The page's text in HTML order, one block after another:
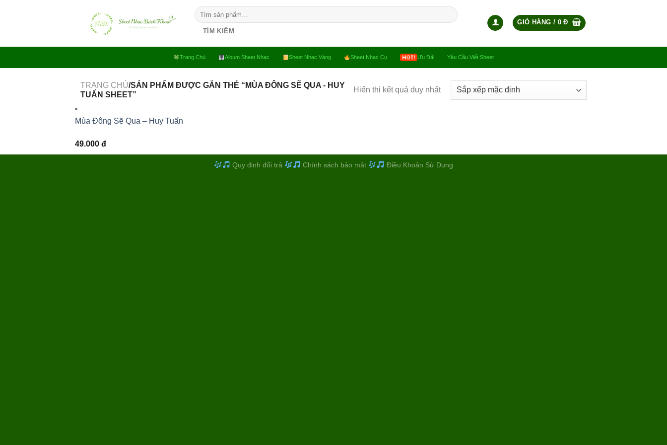
Tìm
kiếm:
TÌM KIẾM
GIỎ HÀNG / 0Đ
Trang Chủ Album Sheet Nhạc Sheet Nhạc Vàng Sheet Nhạc Cụ Ưu Đãi Yêu Cầu Viết Sheet
TRANG CHỦ/SẢN PHẨM ĐƯỢC GẮN THẺ “MÙA ĐÔNG SẼ QUA - HUY
TUẤN SHEET”
Hiển thị kết quả duy nhất
Mùa Đông Sẽ Qua – Huy Tuấn
49.000 đ
Quy định đổi trả Chính sách bảo mật Điều Khoản Sử Dụng